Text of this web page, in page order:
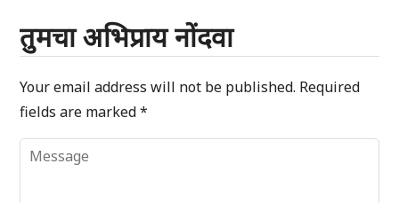
तुमचा अभिप्राय नोंदवा
Your email address will not be published. Required
fields are marked*